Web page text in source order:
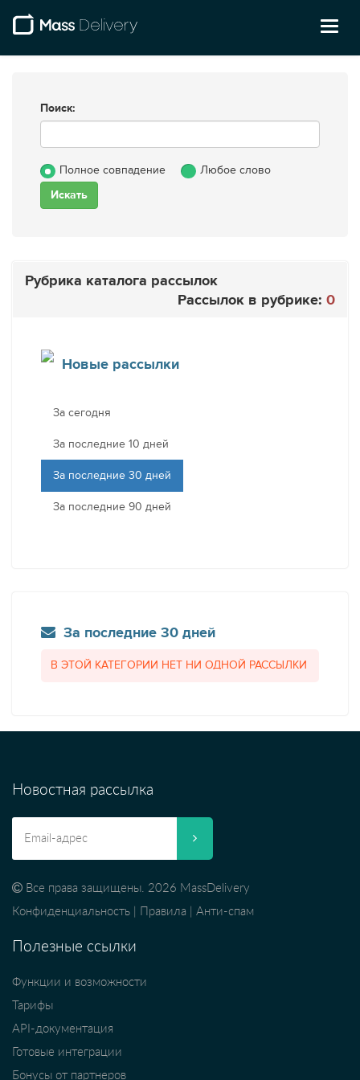
Поиск:
Полное совпадение Любое слово
Рубрика каталога рассылок
Рассылок в рубрике: 0
Новые рассылки
За сегодня
За последние 10 дней
За последние 30 дней
За последние 90 дней
За последние 30 дней
В ЭТОЙ КАТЕГОРИИ НЕТ НИ ОДНОЙ РАССЫЛКИ
Новостная рассылка
Все права защищены. 2026 MassDelivery
Конфиденциальность
Правила Анти-спам
Полезные ссылки
Функции и возможности
Тарифы
API-документация
Готовые интеграции
Бонусы от партнеров